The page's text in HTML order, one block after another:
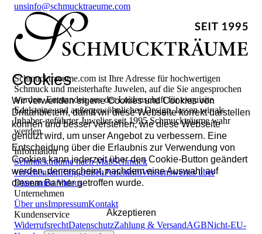
unsinfo@schmucktraeume.com
Schmucktraeume.com ist Ihre Adresse für hochwertigen
Schmuck und meisterhafte Juwelen, auf die Sie angesprochen
werden. Entstanden aus der Leidenschaft für exquisite
Edelsteine und außergewöhnliches Design, lassen wir als
Inhaber-geführter Juwelier seit 1995 Schmuckträume wahr
werden.
Information
Schmuckträume nach MaßSchmuck
verschenkenRinggrößenPerleninfoWissenswertes über
DiamantenVideos
Unternehmen
Über unsImpressumKontakt
Kundenservice
WiderrufsrechtDatenschutzZahlung & VersandAGBNicht-EU-
Cookies
Wir verwenden eigene Cookies und Cookies von
Drittanbietern, damit wir diese Webseite korrekt darstellen
können und besser verstehen, wie diese Webseite
genutzt wird, um unser Angebot zu verbessern. Eine
Entscheidung über die Erlaubnis zur Verwendung von
Cookies kann jederzeit über den Cookie-Button geändert
werden, der erscheint, nachdem eine Auswahl auf
diesem Banner getroffen wurde.
Akzeptieren